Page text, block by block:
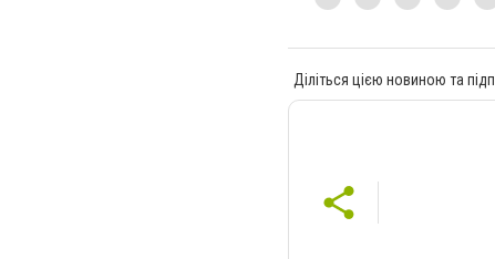
Діліться цією новиною та